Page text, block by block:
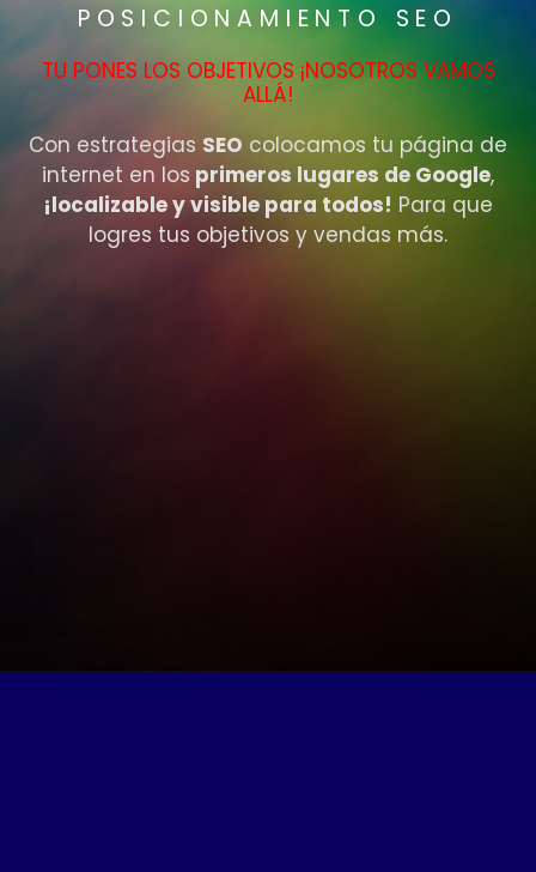
POSICIONAMIENTO SEO
TU PONES LOS OBJETIVOS ¡NOSOTROS VAMOS
ALLÁ!
Con estrategias SEO colocamos tu página de
internet en los primeros lugares de Google,
¡localizable y visible para todos! Para que
logres tus objetivos y vendas más.